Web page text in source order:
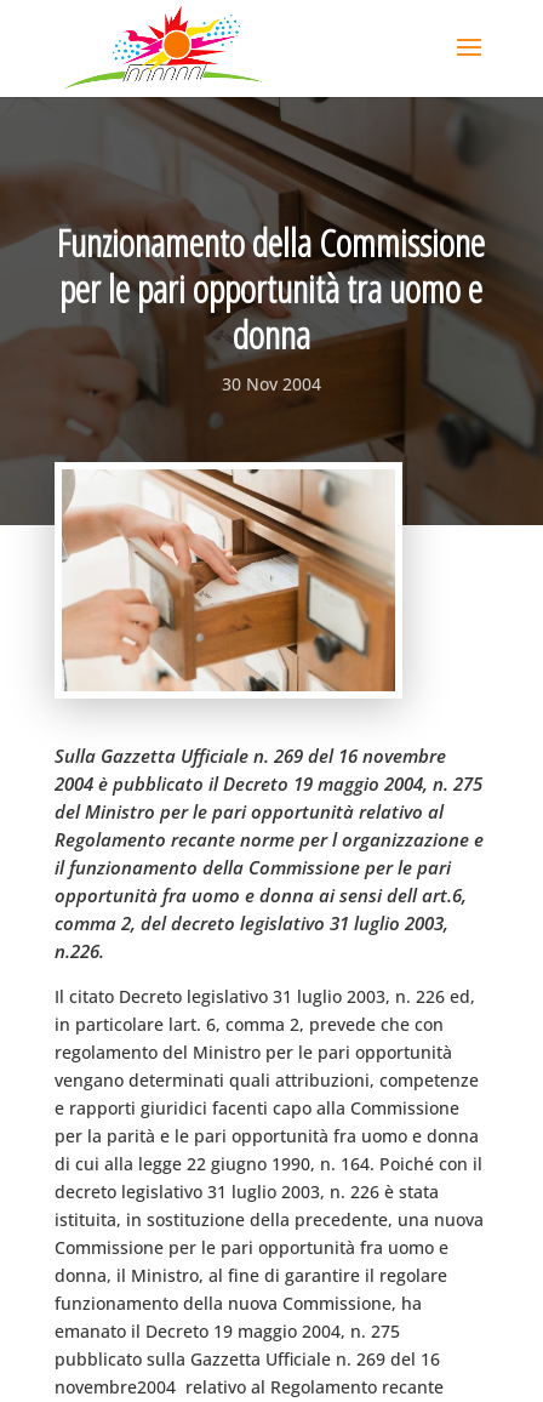
Funzionamento della Commissione
per le pari opportunità tra uomo e
donna
30 Nov 2004
Sulla Gazzetta Ufficiale n. 269 del 16 novembre
2004 è pubblicato il Decreto 19 maggio 2004, n. 275
del Ministro per le pari opportunità relativo al
Regolamento recante norme per l organizzazione e
il funzionamento della Commissione per le pari
opportunità fra uomo e donna ai sensi dell art.6,
comma 2, del decreto legislativo 31 luglio 2003,
n.226.
Il citato Decreto legislativo 31 luglio 2003, n. 226 ed,
in particolare lart. 6, comma 2, prevede che con
regolamento del Ministro per le pari opportunità
vengano determinati quali attribuzioni, competenze
e rapporti giuridici facenti capo alla Commissione
per la parità e le pari opportunità fra uomo e donna
di cui alla legge 22 giugno 1990, n. 164. Poiché con il
decreto legislativo 31 luglio 2003, n. 226 è stata
istituita, in sostituzione della precedente, una nuova
Commissione per le pari opportunità fra uomo e
donna, il Ministro, al fine di garantire il regolare
funzionamento della nuova Commissione, ha
emanato il Decreto 19 maggio 2004, n. 275 
pubblicato sulla Gazzetta Ufficiale n. 269 del 16
novembre2004  relativo al Regolamento recante